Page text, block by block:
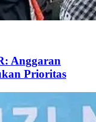
Anggaran
Prioritas